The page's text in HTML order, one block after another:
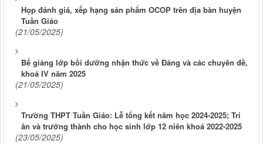
Họp đánh giá, xếp hạng sản phẩm OCOP trên địa bàn huyện
Tuần Giáo
(21/05/2025)
Bế giảng lớp bồi dưỡng nhận thức về Đảng và các chuyên đề,
khoá IV năm 2025
(21/05/2025)
Trường THPT Tuần Giáo: Lễ tổng kết năm học 2024-2025; Tri
ân và trưởng thành cho học sinh lớp 12 niên khoá 2022-2025
(23/05/2025)